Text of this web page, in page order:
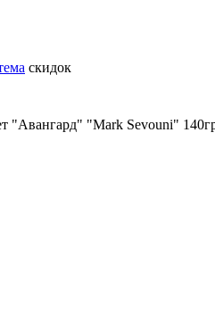
скидок
"Авангард" "Mark Sevouni"